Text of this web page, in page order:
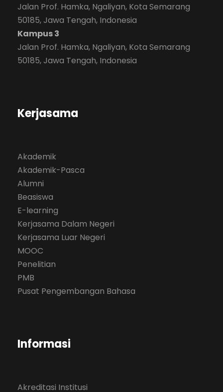
Jalan Prof. Hamka, Ngaliyan, Kota Semarang
50185, Jawa Tengah, Indonesia
Kampus 3
Jalan Prof. Hamka, Ngaliyan, Kota Semarang
50185, Jawa Tengah, Indonesia
Kerjasama
Akademik
Akademik-Pasca
Alumni
Beasiswa
E-learning
Kerjasama Dalam Negeri
Kerjasama Luar Negeri
MOOC
Penelitian
PMB
Pusat Pengembangan Bahasa
Informasi
Akreditasi Institusi